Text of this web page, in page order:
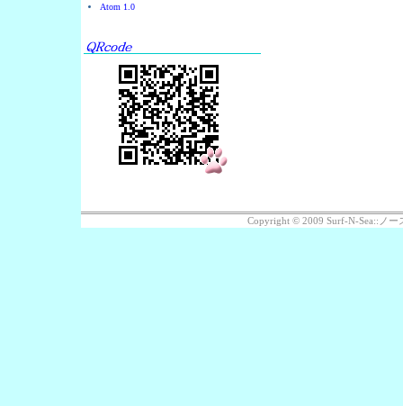
Atom 1.0
Copyright © 2009 Surf-N-Sea::ノー